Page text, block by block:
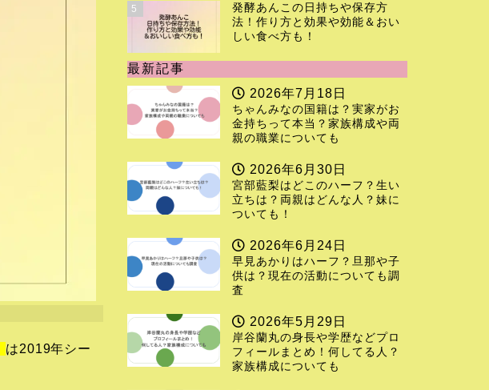
は2019年シー
5
発酵あんこの日持ちや保存方
法！作り方と効果や効能＆おい
しい食べ方も！
最新記事
2026年7月18日
ちゃんみなの国籍は？実家がお
金持ちって本当？家族構成や両
親の職業についても
2026年6月30日
宮部藍梨はどこのハーフ？生い
立ちは？両親はどんな人？妹に
ついても！
2026年6月24日
早見あかりはハーフ？旦那や子
供は？現在の活動についても調
査
2026年5月29日
岸谷蘭丸の身長や学歴などプロ
フィールまとめ！何してる人？
家族構成についても